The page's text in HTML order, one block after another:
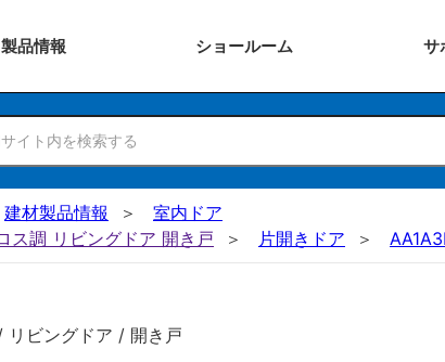
製品情報 ショールーム サ
建材製品情報
室内ドア
ス調 リビングドア 開き戸
片開きドア
リビングドア / 開き戸